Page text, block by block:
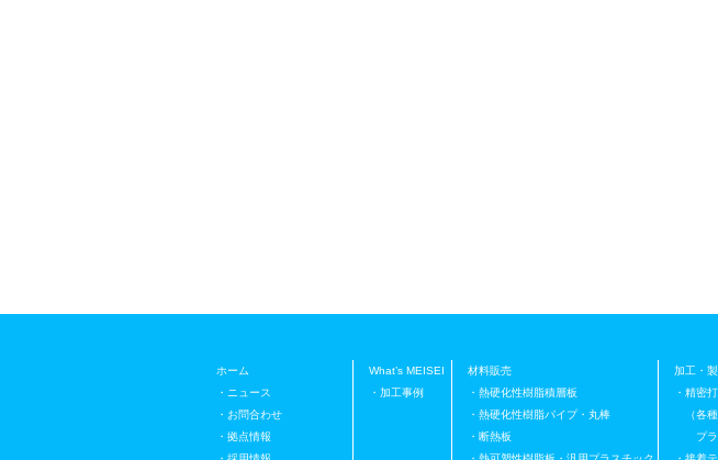
２０１９年４月
明星電気株
ホーム
・ニュース
・お問合わせ
・拠点情報
What’s MEISEI
・加工事例
材料販売
・熱硬化性樹脂積層板
・熱硬化性樹脂パイプ・丸棒
・断熱板
加工・
・精密
（各種
プラス